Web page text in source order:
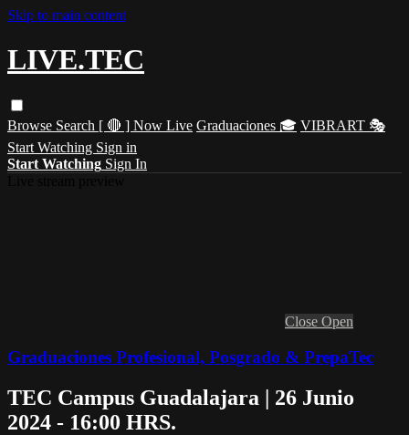
Skip to main content
LIVE.TEC
Browse Search [ 🔴 ] Now Live Graduaciones 🎓 VIBRART 🎭
Start Watching Sign in
Start Watching Sign In
Close Open
Graduaciones Profesional, Posgrado & PrepaTec
TEC Campus Guadalajara | 26 Junio
2024 - 16:00 HRS.